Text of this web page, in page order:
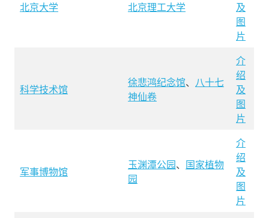
北京大学 北京理工大学
及
图
片
科学技术馆
徐悲鸿纪念馆、 八十七
神仙卷
介
绍
及
图
片
军事博物馆
玉渊潭公园、 国家植物
园
介
绍
及
图
片